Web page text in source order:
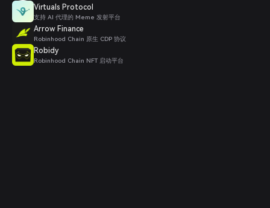
Virtuals Protocol
支持 AI 代理的 Meme 发射平台
Arrow Finance
Robinhood Chain 原生 CDP 协议
Robidy
Robinhood Chain NFT 启动平台